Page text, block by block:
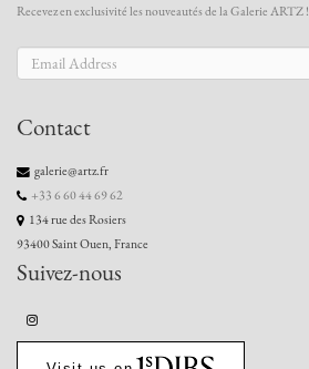
Recevez en exclusivité les nouveautés de la Galerie ARTZ !
Contact
galerie@artz.fr
+33 6 60 44 69 62
134 rue des Rosiers
93400 Saint Ouen, France
Suivez-nous